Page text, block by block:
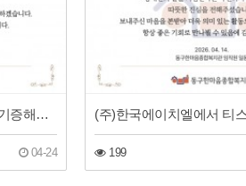
한국장애인재단에서 소설책을 기증해주셨습니다!
04-24 199